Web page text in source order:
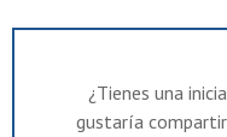
¿Tienes una
gustaría